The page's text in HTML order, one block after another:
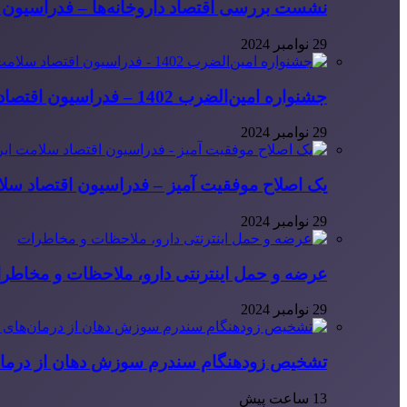
نشست بررسی اقتصاد داروخانه‌ها – فدراسیون
29 نوامبر 2024
جشنواره امین‌الضرب 1402 – فدراسیون اقتصاد سلامت ایران
29 نوامبر 2024
یک اصلاح موفقیت آمیز – فدراسیون اقتصاد
29 نوامبر 2024
عرضه و حمل اینترنتی دارو، ملاحظات و
29 نوامبر 2024
تشخیص زودهنگام سندرم سوزش دهان از
13 ساعت پیش